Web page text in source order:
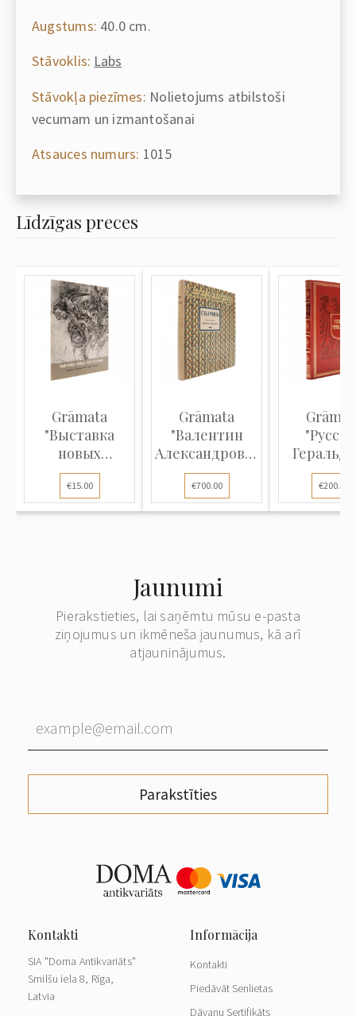
Augstums: 40.0 cm.
Stāvoklis: Labs
Stāvokļa piezīmes: Nolietojums atbilstoši
vecumam un izmantošanai
Atsauces numurs: 1015
Līdzīgas preces
Grāmata
"Выставка
новых
поступлений,
рисунок...
€15.00
Grāmata
"Валентин
Александрович
Серов.
Жизнь...
€700.00
со...
€200.00
Jaunumi
Pierakstieties, lai saņēmtu mūsu e-pasta
ziņojumus un ikmēneša jaunumus, kā arī
atjauninājumus.
Parakstīties
SIA "Doma Antikvariāts"
Smilšu iela 8, Rīga,
Latvia
Kontakti
Piedāvāt Senlietas
Dāvanu Sertifikāts